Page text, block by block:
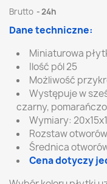
Brutto 24h
Dane techniczne:
Miniaturowa
Ilość pól 25
Możliwość
Występuje w
czarny,
Wymiary:
Rozstaw
Średnica
Cena dotyczy